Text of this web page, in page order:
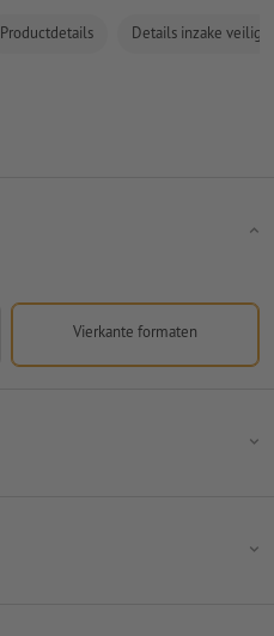
Productdetails Details inzake
Vierkante formaten